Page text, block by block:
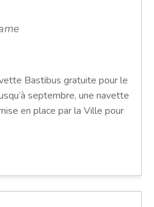
Bastibus gratuite pour le
septembre, une navette
en place par la Ville pour